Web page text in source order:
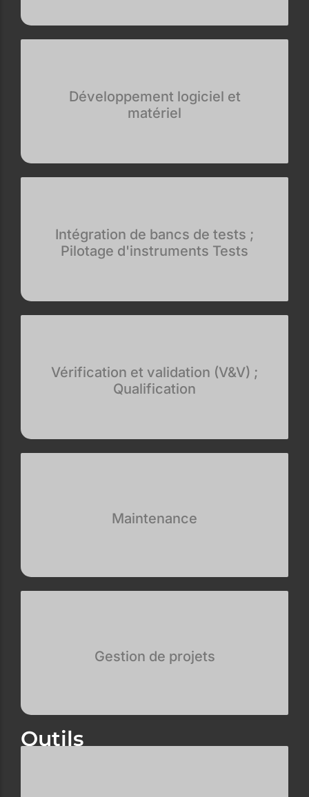
Développement logiciel et
matériel
Intégration de bancs de tests ;
Pilotage d'instruments Tests
Vérification et validation (V&V) ;
Qualification
Maintenance
Gestion de projets
Outils